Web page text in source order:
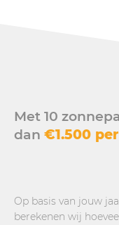
Met 10
dan €1.500
Op basis van jouw
berekenen wij